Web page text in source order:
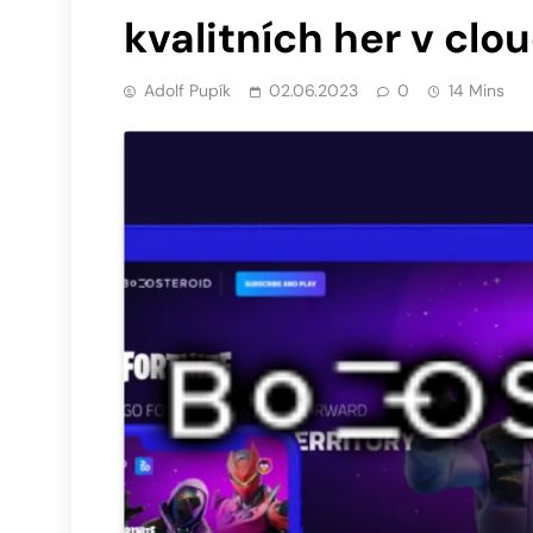
kvalitních her v
Adolf Pupík 02.06.2023 0 14 Mins